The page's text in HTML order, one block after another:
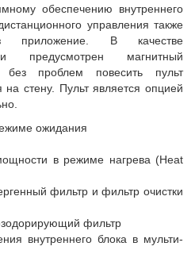
обеспечению внутреннего
управления также
приложение. В качестве
предусмотрен магнитный
без проблем повесить пульт
на стену. Пульт является опцией
ожидания
в режиме нагрева (Heat
фильтр и фильтр очистки
фильтр
внутреннего блока в мульти-